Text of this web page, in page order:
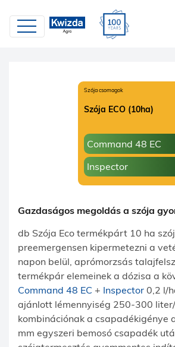
Szója csomagok
Szója ECO (10ha)
Command 48 EC
Inspector
Gazdaságos megoldás a szója
db Szója Eco termékpárt 10 ha
preemergensen kipermetezni a
napon belül, aprómorzsás
termékpár elemeinek a dózisa a
Command 48 EC + Inspector 0,2 l/
ajánlott lémennyiség 250-300
kombinációnak a csapadékigénye
mm egyszeri bemosó csapadék